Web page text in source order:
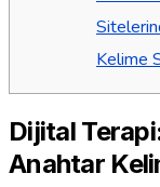
Kelime
Dijital
Anahtar